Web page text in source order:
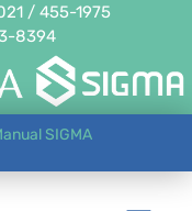
/ 455-1975
8394
SIGMA